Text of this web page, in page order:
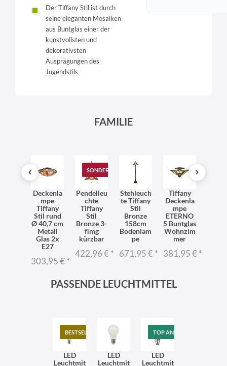
Der Tiffany Stil ist durch
seine eleganten Mosaiken
aus Buntglas einer der
kunstvollsten und
dekorativsten
Ausprägungen des
Jugendstils
FAMILIE
Deckenla
mpe
Tiffany
Stil rund
Ø 40,7 cm
Metall
Glas 2x
E27
303,95 €*
SONDERANGEBOT
Pendelleu
chte
Tiffany
Stil
Bronze 3-
flmg
kürzbar
422,96 €*
Stehleuch
te Tiffany
Stil
Bronze
158cm
Bodenlam
pe
671,95 €*
Tiffany
Deckenla
mpe
ETERNO
5 Buntglas
Wohnzim
mer
381,95 €*
PASSENDE LEUCHTMITTEL
BESTSELLER
LED
Leuchtmit
LED
Leuchtmit
TOP ANGEBOT
LED
Leuchtmit